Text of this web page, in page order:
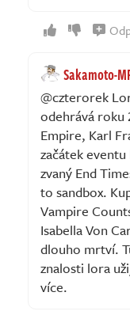
Sakamoto-
@czterorek
odehrává roku
Empire, Karl
začátek
zvaný End
to sandbox.
Vampire
Isabella Von
dlouho mrtví.
znalosti lora
více.